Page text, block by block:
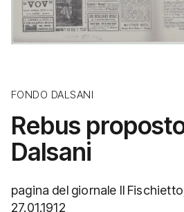
FONDO DALSANI
Rebus
Dalsani
pagina del giornale Il
27.01.1912